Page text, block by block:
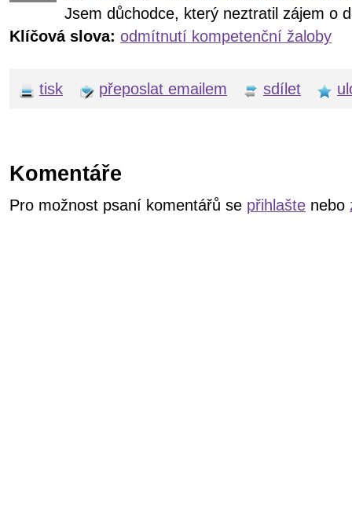
Jsem důchodce, který neztratil zájem o
Klíčová slova: odmítnutí kompetenční žaloby
tisk přeposlat emailem sdílet
Komentáře
Pro možnost psaní komentářů se přihlašte nebo